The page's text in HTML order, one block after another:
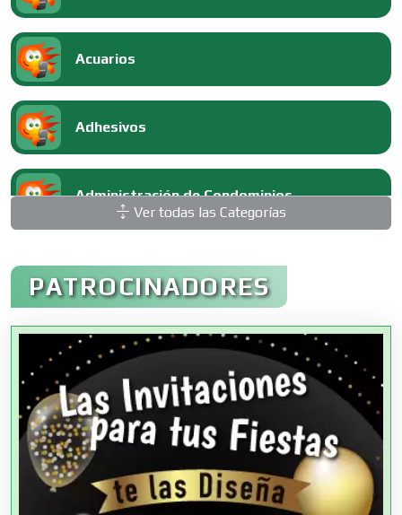
Acuarios
Adhesivos
Administración de Condominios
Administración de Empresas
Agencias Aduanales
Agencias de Autos
Agencias de Cobranza
Ver todas las Categorías
PATROCINADORES